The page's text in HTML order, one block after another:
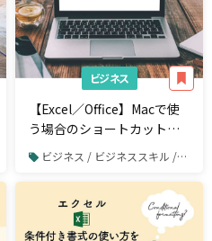
ビジネス
【Excel／Office】Macで使
う場合のショートカットキ
ーとトラブルシューティン
グ方法
ビジネス / ビジネススキル / Excel